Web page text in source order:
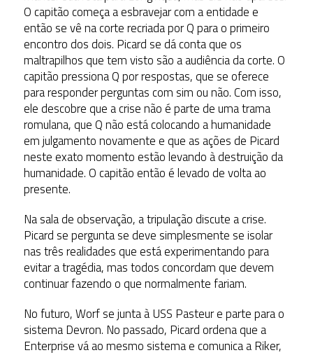
O capitão começa a esbravejar com a entidade e
então se vê na corte recriada por Q para o primeiro
encontro dos dois. Picard se dá conta que os
maltrapilhos que tem visto são a audiência da corte. O
capitão pressiona Q por respostas, que se oferece
para responder perguntas com sim ou não. Com isso,
ele descobre que a crise não é parte de uma trama
romulana, que Q não está colocando a humanidade
em julgamento novamente e que as ações de Picard
neste exato momento estão levando à destruição da
humanidade. O capitão então é levado de volta ao
presente.
Na sala de observação, a tripulação discute a crise.
Picard se pergunta se deve simplesmente se isolar
nas três realidades que está experimentando para
evitar a tragédia, mas todos concordam que devem
continuar fazendo o que normalmente fariam.
No futuro, Worf se junta à USS Pasteur e parte para o
sistema Devron. No passado, Picard ordena que a
Enterprise vá ao mesmo sistema e comunica a Riker,